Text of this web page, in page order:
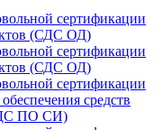
сертификации
(СДС ОД)
сертификации
(СДС ОД)
сертификации
средств
ПО СИ)